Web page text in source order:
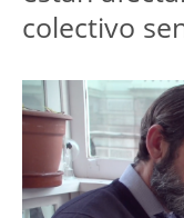
colectivo